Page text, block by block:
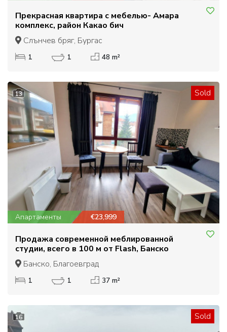
Прекрасная квартира с мебелью- Амара
комплекс, район Какао бич
Слънчев бряг, Бургас
1 1 48 m²
13 Sold
Апартаменты €23,999
Продажа современной меблированной
студии, всего в 100 м от Flash, Банско
Банско, Благоевград
1 1 37 m²
16 Sold